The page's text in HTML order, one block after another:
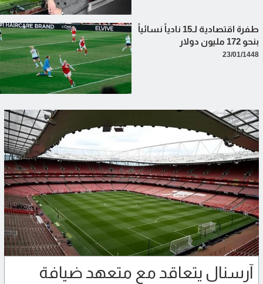
طفرة اقتصادية لـ15 نادياً نسائياً
بنحو 172 مليون دولار
23/01/1448
آرسنال يتعاقد مع متعهد ضيافة